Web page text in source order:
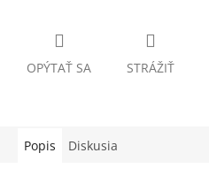
OPÝTAŤ SA STRÁŽIŤ
Popis Diskusia